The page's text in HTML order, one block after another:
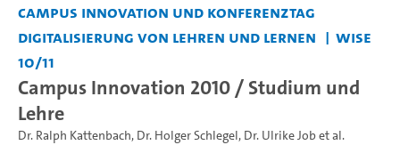
Campus Innovation und Konferenztag
Digitalisierung von Lehren und Lernen
WiSe
10/11
Campus Innovation 2010 / Studium und
Lehre
Dr. Ralph Kattenbach, Dr. Holger Schlegel, Dr. Ulrike Jobet al.